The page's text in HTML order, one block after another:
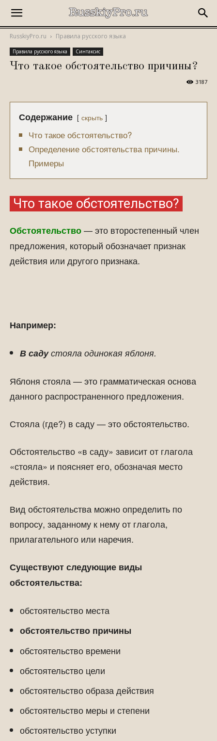
RusskiyPro.ru Правила русского языка
Правила русского языка Синтаксис
Что такое обстоятельство причины?
3187
Содержание скрыть
Что такое обстоятельство?
Определение обстоятельства причины.
Примеры
Что такое обстоятельство?
Обстоятельство— это второстепенный член
предложения, который обозначает признак
действия или другого признака.
Например:
В садустояла одинокая яблоня.
Яблоня стояла — это грамматическая основа
данного распространенного предложения.
Стояла (где?) в саду — это обстоятельство.
Обстоятельство «в саду» зависит от глагола
«стояла» и поясняет его, обозначая место
действия.
Вид обстоятельства можно определить по
вопросу, заданному к нему от глагола,
прилагательного или наречия.
Существуют следующие виды
обстоятельства:
обстоятельство места
обстоятельство причины
обстоятельство времени
обстоятельство цели
обстоятельство образа действия
обстоятельство меры и степени
обстоятельство уступки